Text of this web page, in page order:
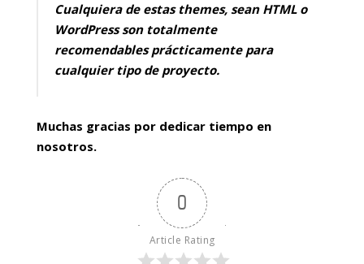
Cualquiera de estas themes, sean HTML o
WordPress son totalmente
recomendables prácticamente para
cualquier tipo de proyecto.
Muchas gracias por dedicar tiempo en
nosotros.
0
Article Rating